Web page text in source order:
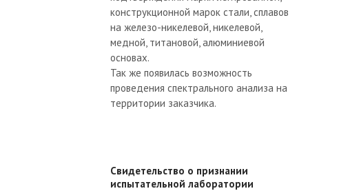
конструкционной марок стали, сплавов
на железо-никелевой, никелевой,
медной, титановой, алюминиевой
основах.
Так же появилась возможность
проведения спектрального анализа на
территории заказчика.
Свидетельство о признании
испытательной лаборатории